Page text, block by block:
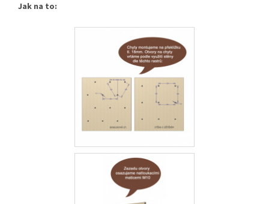
Jak na to: